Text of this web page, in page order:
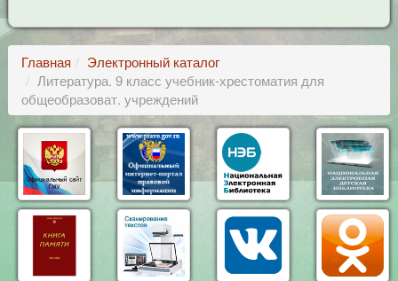
Главная
Электронный каталог
Литература. 9 класс учебник-хрестоматия для
общеобразоват. учреждений